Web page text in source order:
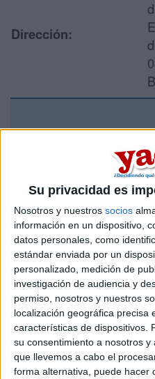
Su privacidad es
Nosotros y nuestros socios
información en un dispositivo,
datos personales, como
estándar enviada por un
personalizado, medición de
investigación de audiencia y
permiso, nosotros y nuestros
localización geográfica precisa
características de dispositivos.
su consentimiento a nosotros
que llevemos a cabo el
forma alternativa, puede hacer
Dirección:
Recibir
Rellena este formulario con
preguntas que quieres
los datos y la pregunta que
por correo electrónico al
respondan ellos
Tu nombre:*
Tus apellidos:*
Tu email:*